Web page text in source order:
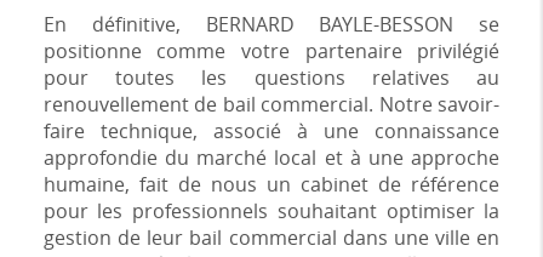
En définitive, BERNARD BAYLE-BESSON se
positionne comme votre partenaire privilégié
pour toutes les questions relatives au
renouvellement de bail commercial. Notre savoir-
faire technique, associé à une connaissance
approfondie du marché local et à une approche
humaine, fait de nous un cabinet de référence
pour les professionnels souhaitant optimiser la
gestion de leur bail commercial dans une ville en